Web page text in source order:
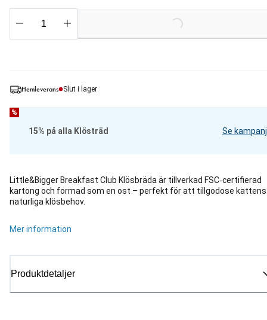
Hemleverans Slut i lager
%
15% på alla Klösträd Se kampanj
Little&Bigger Breakfast Club Klösbräda är tillverkad FSC‑certifierad
kartong och formad som en ost – perfekt för att tillgodose kattens
naturliga klösbehov.
Mer information
Produktdetaljer